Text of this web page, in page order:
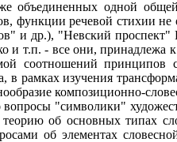
объединенных одной
функции речевой стихии
и др.), "Невский
и т.п. - все они, принадлежа
соотношений
рамках изучения
композиционно-
вопросы "символики"
об основных типах
об элементах